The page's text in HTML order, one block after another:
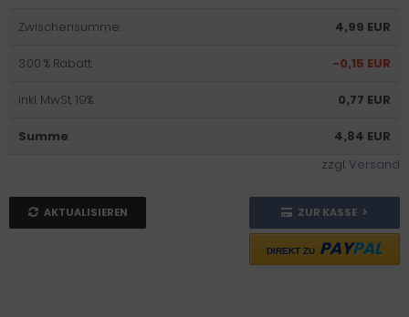
Zwischensumme: 4,99 EUR
3.00 % Rabatt: -0,15 EUR
inkl. MwSt. 19%: 0,77 EUR
Summe:
4,84 EUR
zzgl.Versand
AKTUALISIEREN ZUR KASSE
DIREKT ZU PAYPAL